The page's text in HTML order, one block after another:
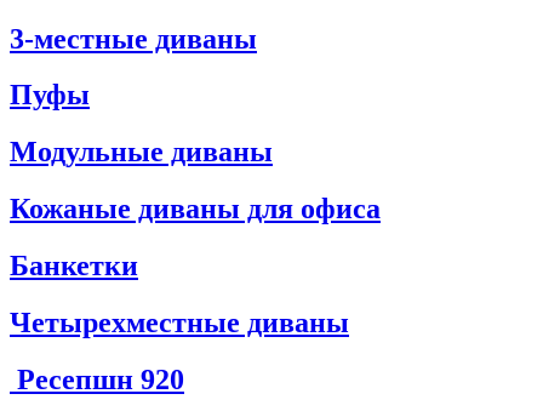
3-местные диваны
Пуфы
Модульные диваны
Кожаные диваны для офиса
Банкетки
Четырехместные диваны
Ресепшн 920